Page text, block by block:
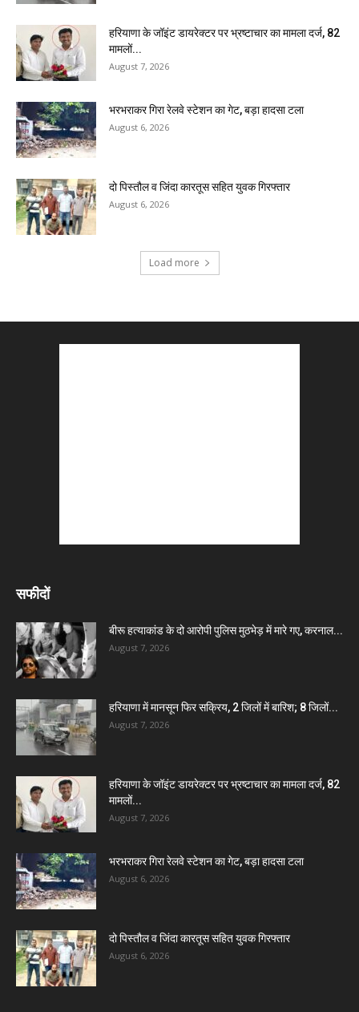
हरियाणा के जॉइंट डायरेक्टर पर भ्रष्टाचार का मामला दर्ज, 82
मामलों...
August 7, 2026
भरभराकर गिरा रेलवे स्टेशन का गेट, बड़ा हादसा टला
August 6, 2026
दो पिस्तौल व जिंदा कारतूस सहित युवक गिरफ्तार
August 6, 2026
Load more
सफीदों
बीरू हत्याकांड के दो आरोपी पुलिस मुठभेड़ में मारे गए, करनाल...
August 7, 2026
हरियाणा में मानसून फिर सक्रिय, 2 जिलों में बारिश; 8 जिलों...
August 7, 2026
हरियाणा के जॉइंट डायरेक्टर पर भ्रष्टाचार का मामला दर्ज, 82
मामलों...
August 7, 2026
भरभराकर गिरा रेलवे स्टेशन का गेट, बड़ा हादसा टला
August 6, 2026
दो पिस्तौल व जिंदा कारतूस सहित युवक गिरफ्तार
August 6, 2026